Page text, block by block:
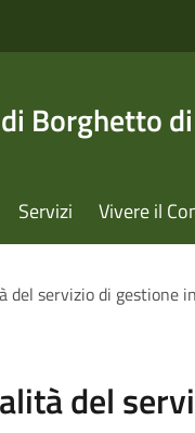
Borghetto
Servizi Vivere il
del servizio di gestione
del